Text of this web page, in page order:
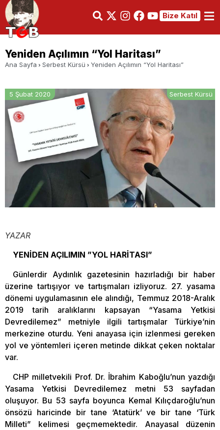
Bize Katıl
Yeniden Açılımın “Yol Haritası”
Ana Sayfa Serbest Kürsü Yeniden Açılımın “Yol Haritası”
5 Şubat 2020 Serbest Kürsü
YAZAR
YENİDEN AÇILIMIN ”YOL HARİTASI”
Günlerdir Aydınlık gazetesinin hazırladığı bir haber
üzerine tartışıyor ve tartışmaları izliyoruz. 27. yasama
dönemi uygulamasının ele alındığı, Temmuz 2018-Aralık
2019 tarih aralıklarını kapsayan “Yasama Yetkisi
Devredilemez” metniyle ilgili tartışmalar Türkiye’nin
merkezine oturdu. Yeni anayasa için izlenmesi gereken
yol ve yöntemleri içeren metinde dikkat çeken noktalar
var.
CHP milletvekili Prof. Dr. İbrahim Kaboğlu’nun yazdığı
Yasama Yetkisi Devredilemez metni 53 sayfadan
oluşuyor. Bu 53 sayfa boyunca Kemal Kılıçdaroğlu’nun
önsözü haricinde bir tane ‘Atatürk’ ve bir tane ‘Türk
Milleti” kelimesi geçmemektedir. Anayasal düzenin